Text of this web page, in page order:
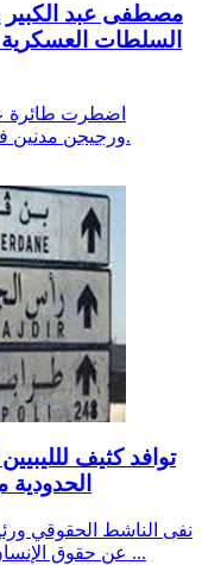
مصطفى عبد
السلطات العسكرية
اضطرت طائرة
ورجيجن مدنين في انتظار وصول القوات العسكرية والأمنية.
توافد كثيف
نفى الناشط الحقوقي
عن حقوق الإنسان مصطفى عبد الكبير ما تمّ تداوله من أخبا ...